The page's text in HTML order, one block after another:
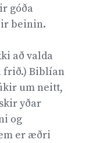
góða
beinin.
að valda
Biblían
um neitt,
yðar
og
er æðri